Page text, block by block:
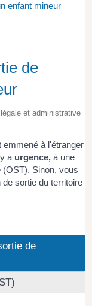
enfant mineur
de
et administrative
emmené à l'étranger
a urgence, à une
(OST). Sinon, vous
sortie du territoire
de